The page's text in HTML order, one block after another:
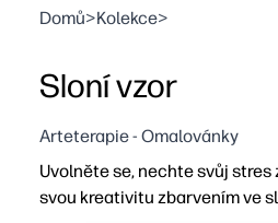
Domů>Kolekce>
Sloní vzor
Arteterapie - Omalovánky
Uvolněte se, nechte svůj
svou kreativitu zbarvením ve